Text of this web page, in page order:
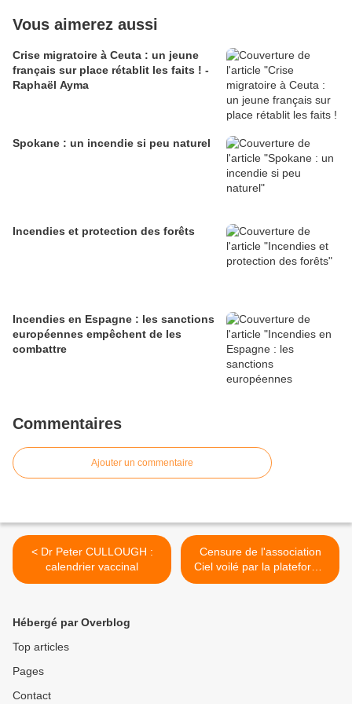
Vous aimerez aussi
Crise migratoire à Ceuta : un jeune
français sur place rétablit les faits ! -
Raphaël Ayma
Spokane : un incendie si peu naturel
Incendies et protection des forêts
Incendies en Espagne : les sanctions
européennes empêchent de les
combattre
Commentaires
Ajouter un commentaire
< Dr Peter CULLOUGH :
calendrier vaccinal
Censure de l'association
Ciel voilé par la plateforme
Odysee >
Hébergé par Overblog
Top articles
Pages
Contact